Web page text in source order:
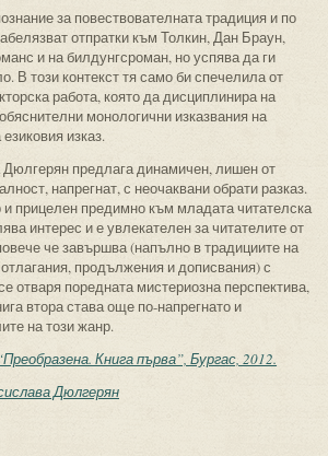
за повествователната традиция и по
отпратки към Толкин, Дан Браун,
и на билдунгсроман, но успява да ги
В този контекст тя само би спечелила от
работа, която да дисциплинира на
монологични изказвания на
изказ.
предлага динамичен, лишен от
напрегнат, с неочаквани обрати разказ.
и прицелен предимно към младата читателска
интерес и е увлекателен за читателите от
че завършва (напълно в традициите на
продължения и дописвания) с
отваря поредната мистериозна перспектива,
втора става още по-напрегнато и
на този жанр.
Книга първа”, Бургас, 2012.
Дюлгерян